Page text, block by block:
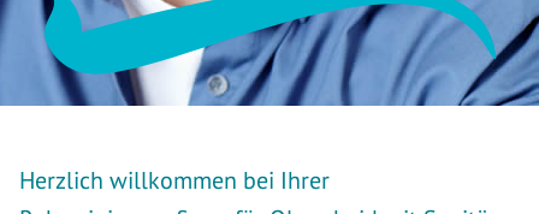
Herzlich willkommen bei Ihrer